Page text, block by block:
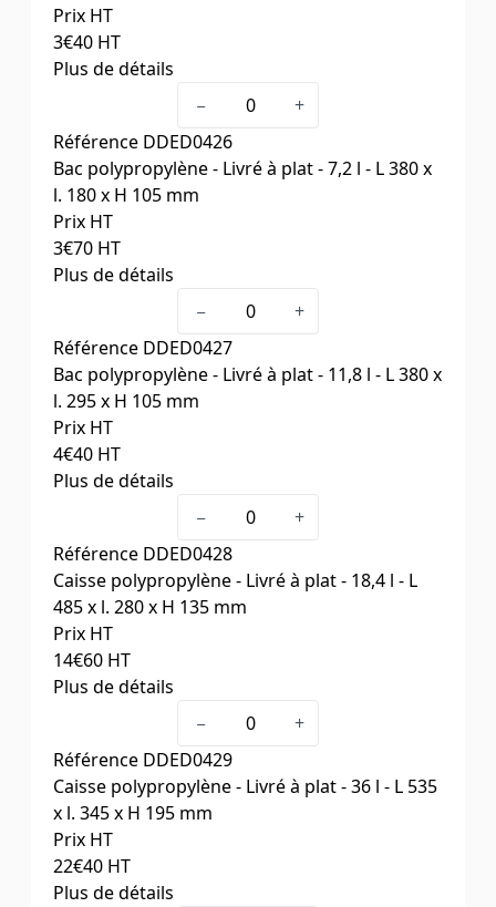
Prix HT
3€40 HT
Plus de détails
Dim. ext. L x l. x H (mm)280 x 180 x 105
Cdt25
−
+
Référence DDED0426
Bac polypropylène - Livré à plat - 7,2 l - L 380 x
l. 180 x H 105 mm
Prix HT
3€70 HT
Plus de détails
Dim. ext. L x l. x H (mm)380 x 180 x 105
Cdt25
−
+
Référence DDED0427
Bac polypropylène - Livré à plat - 11,8 l - L 380 x
l. 295 x H 105 mm
Prix HT
4€40 HT
Plus de détails
Dim. ext. L x l. x H (mm)380 x 295 x 105
Cdt25
−
+
Référence DDED0428
Caisse polypropylène - Livré à plat - 18,4 l - L
485 x l. 280 x H 135 mm
Prix HT
14€60 HT
Plus de détails
Dim. ext. L x l. x H (mm)485 x 280 x 135
Cdt10
−
+
Référence DDED0429
Caisse polypropylène - Livré à plat - 36 l - L 535
x l. 345 x H 195 mm
Prix HT
22€40 HT
Plus de détails